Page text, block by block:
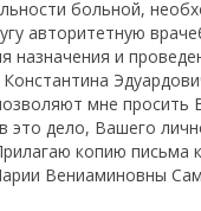
больной,
авторитетную
назначения и
Константина
мне просить
это дело, Вашего
копию письма
Вениаминовны